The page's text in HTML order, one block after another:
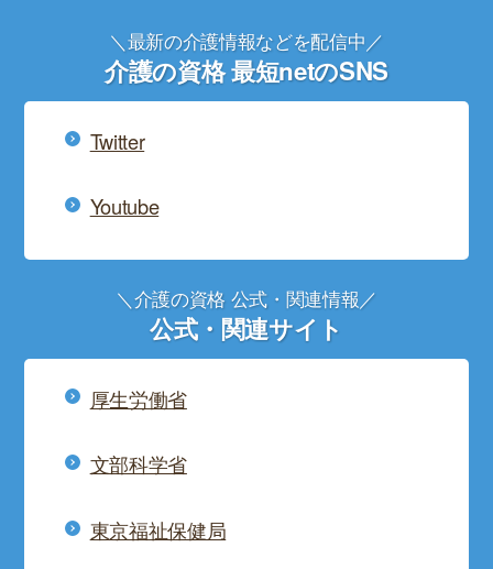
＼最新の介護情報などを配信中／
介護の資格 最短netのSNS
Twitter
Youtube
＼介護の資格 公式・関連情報／
公式・関連サイト
厚生労働省
文部科学省
東京福祉保健局